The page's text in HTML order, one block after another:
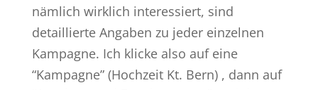
nämlich wirklich interessiert, sind
detaillierte Angaben zu jeder einzelnen
Kampagne. Ich klicke also auf eine
“Kampagne” (Hochzeit Kt. Bern) , dann auf